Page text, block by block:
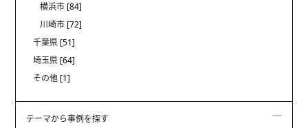
横浜市 [84]
川崎市 [72]
千葉県 [51]
埼玉県 [64]
その他 [1]
テーマから事例を探す